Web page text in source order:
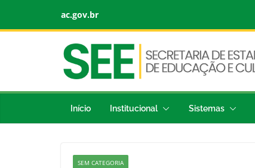
ac.gov.br
Início Institucional Sistemas
SEM CATEGORIA